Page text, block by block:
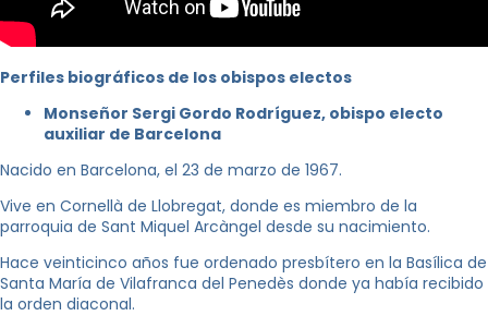
Perfiles biográficos de los obispos electos
Monseñor Sergi Gordo Rodríguez, obispo electo
auxiliar de Barcelona
Nacido en Barcelona, el 23 de marzo de 1967.
Vive en Cornellà de Llobregat, donde es miembro de la
parroquia de Sant Miquel Arcàngel desde su nacimiento.
Hace veinticinco años fue ordenado presbítero en la Basílica de
Santa María de Vilafranca del Penedès donde ya había recibido
la orden diaconal.